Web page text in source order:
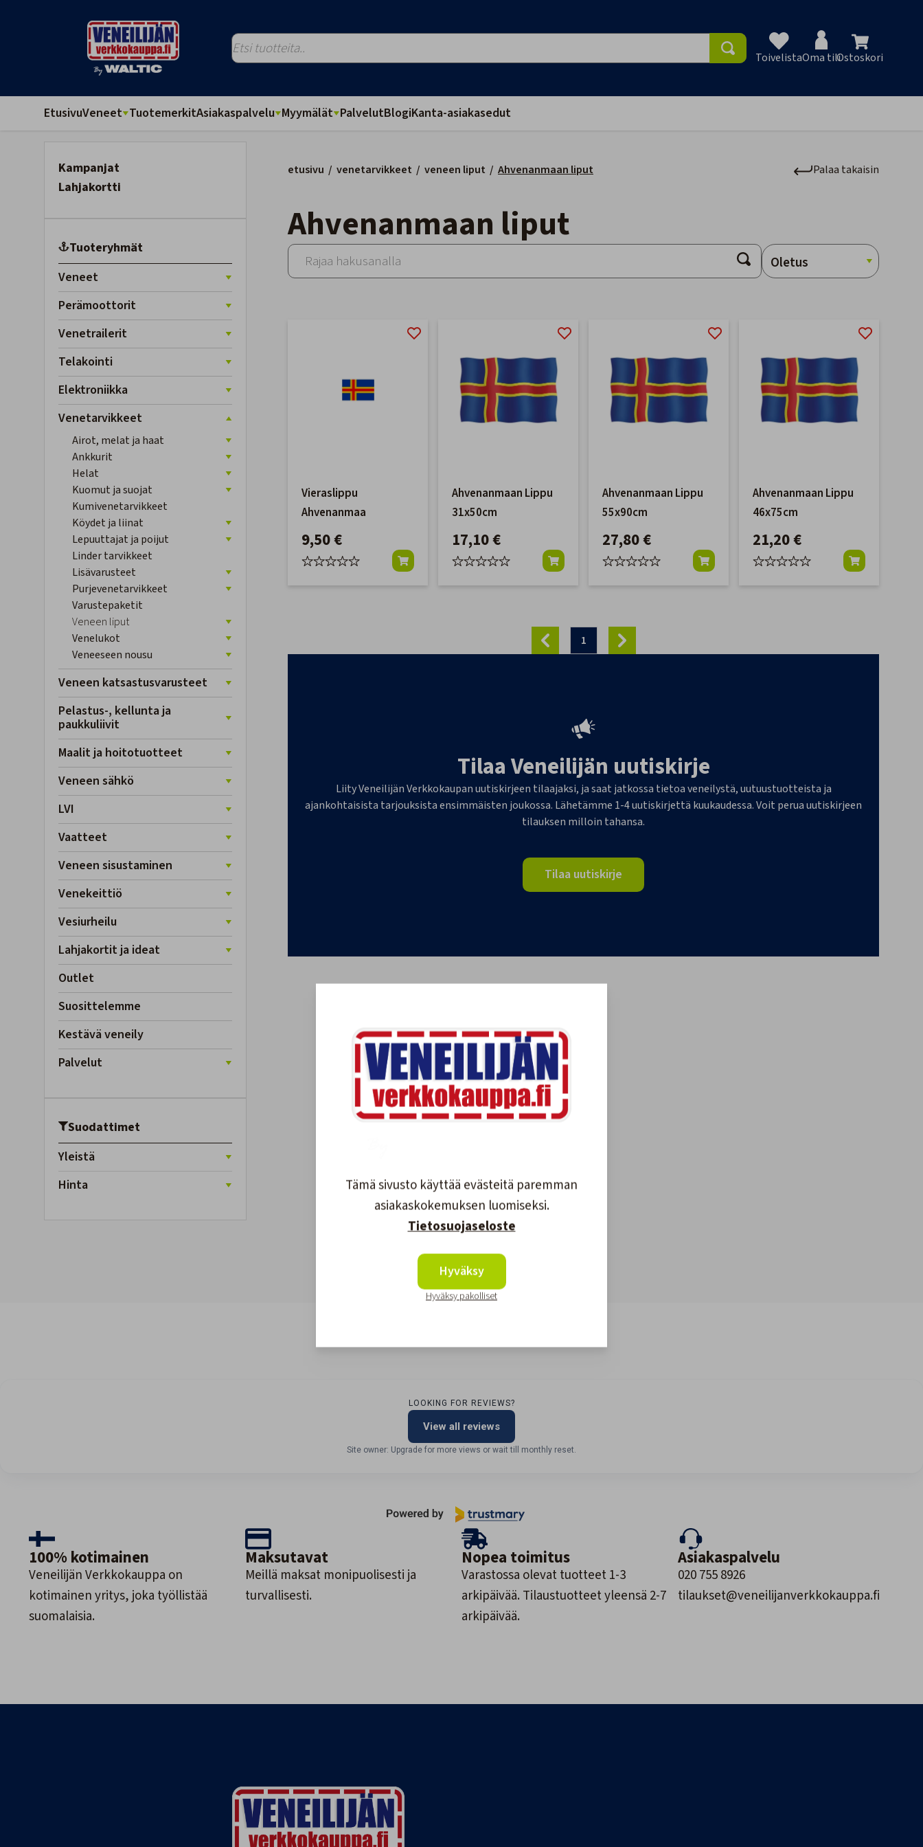
ToivelistaOma tiliOstoskori
EtusivuVeneet TuotemerkitAsiakaspalvelu Myymälät PalvelutBlogiKanta-asiakasedut
Kampanjat
Lahjakortti
Tuoteryhmät
Veneet
Perämoottorit
Venetrailerit
Telakointi
Elektroniikka
Venetarvikkeet
Airot, melat ja haat
Ankkurit
Helat
Kuomut ja suojat
Kumivenetarvikkeet
Köydet ja liinat
Lepuuttajat ja poijut
Linder tarvikkeet
Lisävarusteet
Purjevenetarvikkeet
Varustepaketit
Veneen liput
Venelukot
Veneeseen nousu
Veneen katsastusvarusteet
Pelastus-, kellunta ja
paukkuliivit
Maalit ja hoitotuotteet
Veneen sähkö
LVI
Vaatteet
Veneen sisustaminen
Venekeittiö
Vesiurheilu
Lahjakortit ja ideat
Outlet
Suosittelemme
Kestävä veneily
Palvelut
Suodattimet
Yleistä
Hinta
etusivu / venetarvikkeet / veneen liput / Ahvenanmaan liput Palaa takaisin
Ahvenanmaan liput
Vieraslippu
Ahvenanmaa
9,50 €
Ahvenanmaan Lippu
31x50cm
17,10 €
Ahvenanmaan Lippu
55x90cm
27,80 €
Ahvenanmaan Lippu
46x75cm
21,20 €
1
Tilaa Veneilijän uutiskirje
Liity Veneilijän Verkkokaupan uutiskirjeen tilaajaksi, ja saat jatkossa tietoa veneilystä, uutuustuotteista ja
ajankohtaisista tarjouksista ensimmäisten joukossa. Lähetämme 1-4 uutiskirjettä kuukaudessa. Voit perua uutiskirjeen
tilauksen milloin tahansa.
Tilaa uutiskirje
LOOKING FOR REVIEWS?
View all reviews
Site owner: Upgrade for more views or wait till monthly reset.
100% kotimainen
Veneilijän Verkkokauppa on
kotimainen yritys, joka työllistää
suomalaisia.
Maksutavat
Meillä maksat monipuolisesti ja
turvallisesti.
Nopea toimitus
Varastossa olevat tuotteet 1-3
arkipäivää. Tilaustuotteet yleensä 2-7
arkipäivää.
Asiakaspalvelu
020 755 8926
tilaukset@veneilijanverkkokauppa.fi
Tämä sivusto käyttää evästeitä paremman
asiakaskokemuksen luomiseksi.
Tietosuojaseloste
Hyväksy
Hyväksy pakolliset